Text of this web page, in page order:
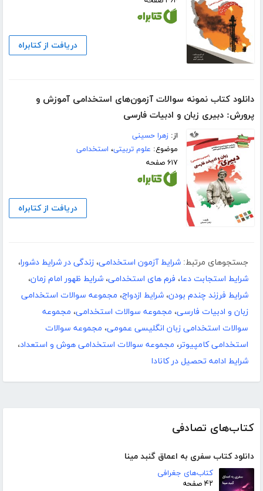
کتاب‌های تصادفی
دانلود کتاب سفری به اعماق گنبد مینا
کتاب‌های جغرافی
۴۲ صفحه
دریافت از کتابراه
دانلود کتاب نمونه سوالات آزمون‌های استخدامی آموزش و
پرورش: دبیری زبان و ادبیات فارسی
از:زهرا حسینی
موضوع: علوم تربیتی، استخدامی
۶۱۷ صفحه
دریافت از کتابراه
جستجوهای مرتبط: شرایط آزمون استخدامی، زندگی در شرایط دشورا،
شرایط استجابت دعا، فرم های استخدامی، شرایط ظهور امام زمان،
شرایط فرزند چندم بودن، شرایط ازدواج، مجموعه سوالات استخدامی
زبان و ادبیات فارسی، مجموعه سوالات استخدامی، مجموعه
سوالات استخدامی زبان انگلیسی عمومی، مجموعه سوالات
استخدامی کامپیوتر، مجموعه سوالات استخدامی هوش و استعداد،
شرایط ادامه تحصیل در کانادا